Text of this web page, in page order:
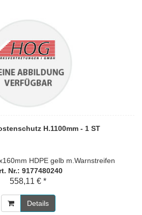
H.1100mm - 1 ST
HDPE gelb m.Warnstreifen
Nr.: 9177480240
558,11 € *
Details